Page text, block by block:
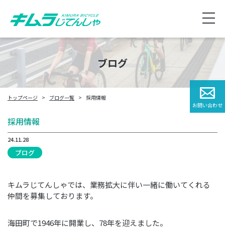
ブログ
トップページ ブログ一覧 採用情報
採用情報
24.11.28
ブログ
キムラじてんしゃでは、業務拡大に伴い一緒に働いてくれる
仲間を募集しております。
海田町で1946年に開業し、78年を迎えました。
お問い合わせ